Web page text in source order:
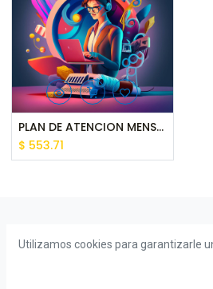
PLAN DE ATENCION MENSUAL ELITE
$ 553.71
Utilizamos cookies para garantizarle